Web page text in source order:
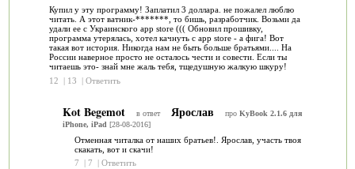
Купил у эту программу! Заплатил 3 доллара. не пожалел люблю
читать. А этот ватник-*******, то бишь, разработчик. Возьми да
удали ее с Украинского app store ((( Обновил прошивку,
программа утерялась, хотел качнуть с app store - а фига! Вот
такая вот история. Никогда нам не быть больше братьями.... На
России наверное просто не осталось чести и совести. Если ты
читаешь это- знай мне жаль тебя, тщедушную жалкую шкуру!
12
| 13 | Ответить
Kot Begemot в ответ Ярослав про KyBook 2.1.6 для
iPhone, iPad [28-08-2016]
Отменная читалка от наших братьев!. Ярослав, участь твоя
скакать, вот и скачи!
7
7 Ответить